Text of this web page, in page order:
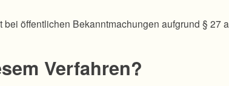
öffentlichen Bekanntmachungen aufgrund § 27 a
Verfahren?